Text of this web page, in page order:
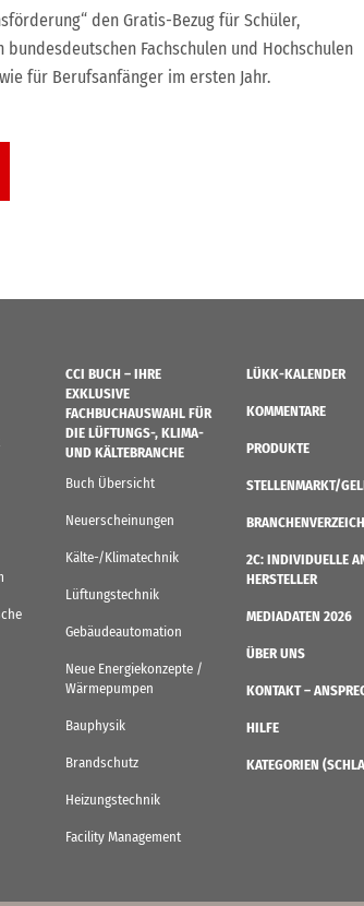
den Gratis-Bezug für Schüler,
Fachschulen und Hochschulen
für Berufsanfänger im ersten Jahr.
CCI BUCH – IHRE
EXKLUSIVE
FACHBUCHAUSWAHL FÜR
DIE LÜFTUNGS-, KLIMA-
UND KÄLTEBRANCHE
Buch Übersicht
Neuerscheinungen
Kälte-/Klimatechnik
Lüftungstechnik
Gebäudeautomation
Neue Energiekonzepte /
Wärmepumpen
Bauphysik
Brandschutz
Heizungstechnik
Facility Management
LÜKK-KALENDER
KOMMENTARE
PRODUKTE
STELLENMARKT/
2C: INDIVIDUELLE
HERSTELLER
MEDIADATEN 2026
ÜBER UNS
KONTAKT –
HILFE
KATEGORIEN